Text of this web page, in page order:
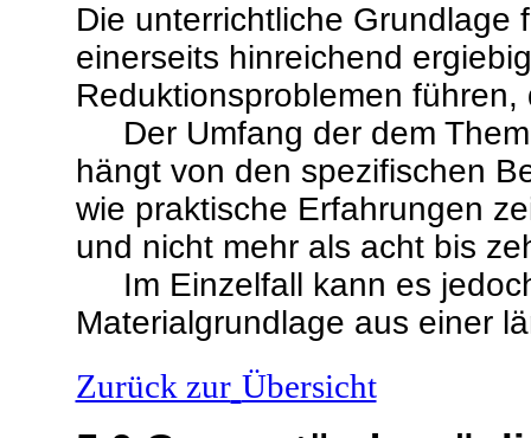
Die unterrichtliche Grundlage
einerseits hinreichend
Reduktionsproblemen
Der Umfang der dem
hängt von den spezifischen
wie praktische Erfahrungen
und nicht mehr als acht bis
Im Einzelfall kann es
Materialgrundlage aus einer
Zurück zur Übersicht